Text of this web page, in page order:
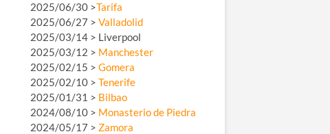
2025/06/30 >Tarifa
2025/06/27 > Valladolid
2025/03/14 > Liverpool
2025/03/12 > Manchester
2025/02/15 > Gomera
2025/02/10 > Tenerife
2025/01/31 > Bilbao
2024/08/10 > Monasterio de Piedra
2024/05/17 > Zamora